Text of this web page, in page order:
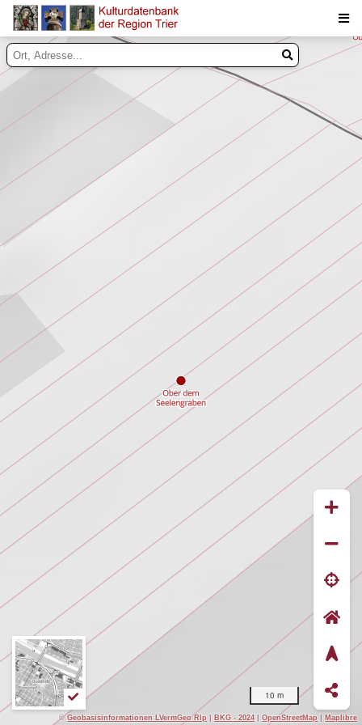
10 m
Suche
Inhalte
©Geobasisinformationen LVermGeo Rlp |BKG - 2024 |OpenStreetMap |Maplibre